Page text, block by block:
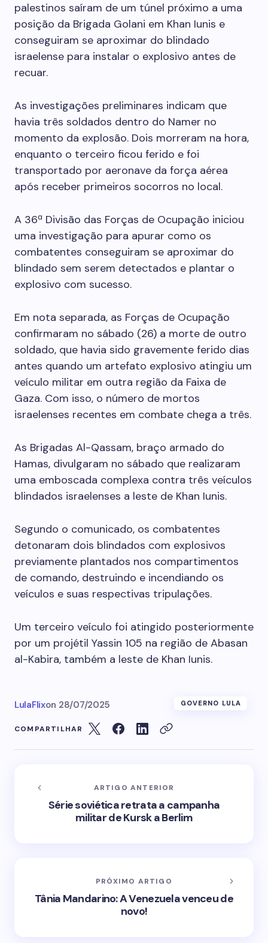
palestinos saíram de um túnel próximo a uma
posição da Brigada Golani em Khan Iunis e
conseguiram se aproximar do blindado
israelense para instalar o explosivo antes de
recuar.
As investigações preliminares indicam que
havia três soldados dentro do Namer no
momento da explosão. Dois morreram na hora,
enquanto o terceiro ficou ferido e foi
transportado por aeronave da força aérea
após receber primeiros socorros no local.
A 36ª Divisão das Forças de Ocupação iniciou
uma investigação para apurar como os
combatentes conseguiram se aproximar do
blindado sem serem detectados e plantar o
explosivo com sucesso.
Em nota separada, as Forças de Ocupação
confirmaram no sábado (26) a morte de outro
soldado, que havia sido gravemente ferido dias
antes quando um artefato explosivo atingiu um
veículo militar em outra região da Faixa de
Gaza. Com isso, o número de mortos
israelenses recentes em combate chega a três.
As Brigadas Al-Qassam, braço armado do
Hamas, divulgaram no sábado que realizaram
uma emboscada complexa contra três veículos
blindados israelenses a leste de Khan Iunis.
Segundo o comunicado, os combatentes
detonaram dois blindados com explosivos
previamente plantados nos compartimentos
de comando, destruindo e incendiando os
veículos e suas respectivas tripulações.
Um terceiro veículo foi atingido posteriormente
por um projétil Yassin 105 na região de Abasan
al-Kabira, também a leste de Khan Iunis.
LulaFlixon 28/07/2025 GOVERNO LULA
COMPARTILHAR
ARTIGO ANTERIOR
Série soviética retrata a campanha
militar de Kursk a Berlim
PRÓXIMO ARTIGO
Tânia Mandarino: A Venezuela venceu de
novo!